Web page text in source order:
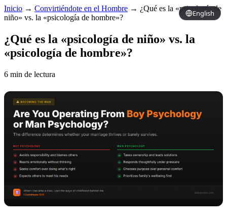
English
Inicio → Convirtiéndote en el Hombre → ¿Qué es la «psicología de
niño» vs. la «psicología de hombre»?
¿Qué es la «psicología de niño» vs. la
«psicología de hombre»?
6 min de lectura